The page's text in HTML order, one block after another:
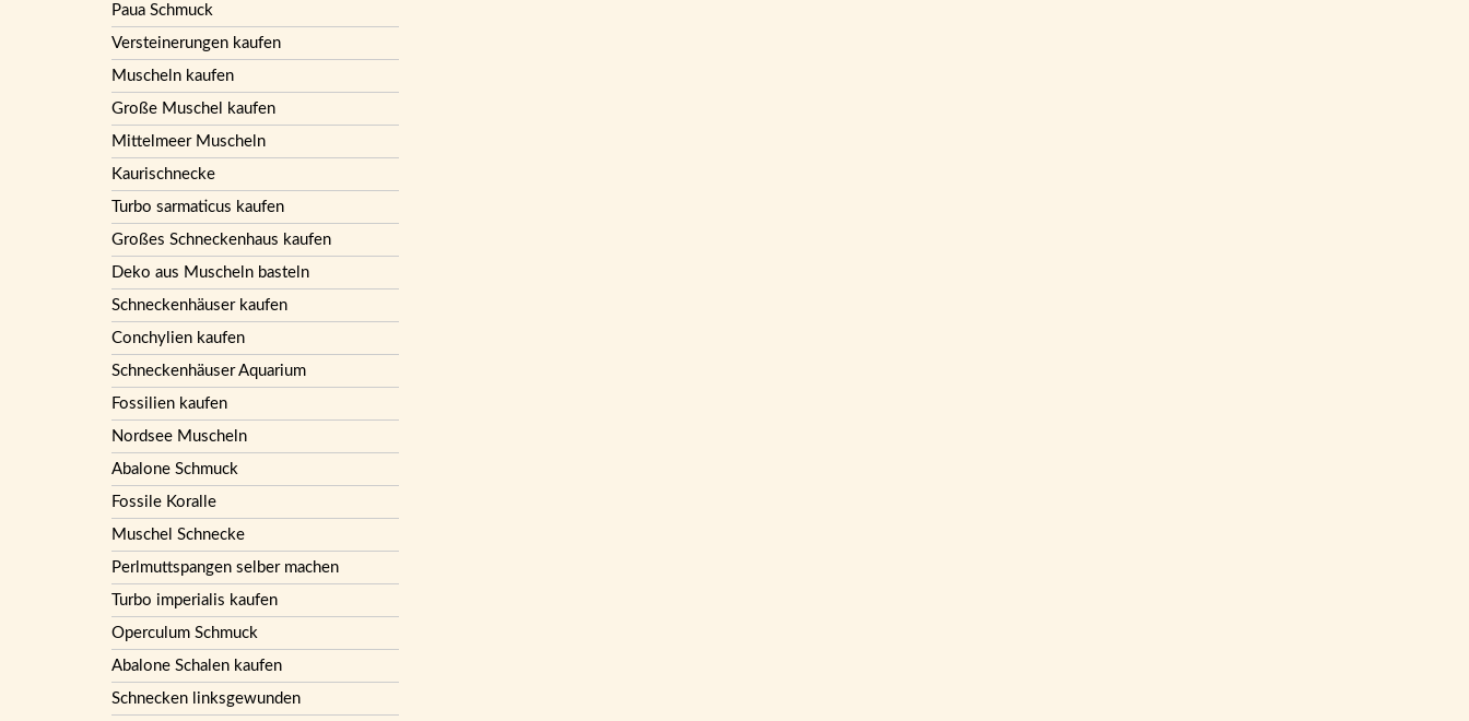
Paua Schmuck
Versteinerungen kaufen
Muscheln kaufen
Große Muschel kaufen
Mittelmeer Muscheln
Kaurischnecke
Turbo sarmaticus kaufen
Großes Schneckenhaus kaufen
Deko aus Muscheln basteln
Schneckenhäuser kaufen
Conchylien kaufen
Schneckenhäuser Aquarium
Fossilien kaufen
Nordsee Muscheln
Abalone Schmuck
Fossile Koralle
Muschel Schnecke
Perlmuttspangen selber machen
Turbo imperialis kaufen
Operculum Schmuck
Abalone Schalen kaufen
Schnecken linksgewunden